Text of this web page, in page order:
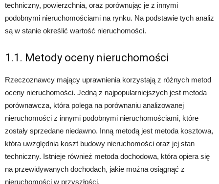
techniczny, powierzchnia, oraz porównując je z innymi
podobnymi nieruchomościami na rynku. Na podstawie tych analiz
są w stanie określić wartość nieruchomości.
1.1. Metody oceny nieruchomości
Rzeczoznawcy mający uprawnienia korzystają z różnych metod
oceny nieruchomości. Jedną z najpopularniejszych jest metoda
porównawcza, która polega na porównaniu analizowanej
nieruchomości z innymi podobnymi nieruchomościami, które
zostały sprzedane niedawno. Inną metodą jest metoda kosztowa,
która uwzględnia koszt budowy nieruchomości oraz jej stan
techniczny. Istnieje również metoda dochodowa, która opiera się
na przewidywanych dochodach, jakie można osiągnąć z
nieruchomości w przyszłości.